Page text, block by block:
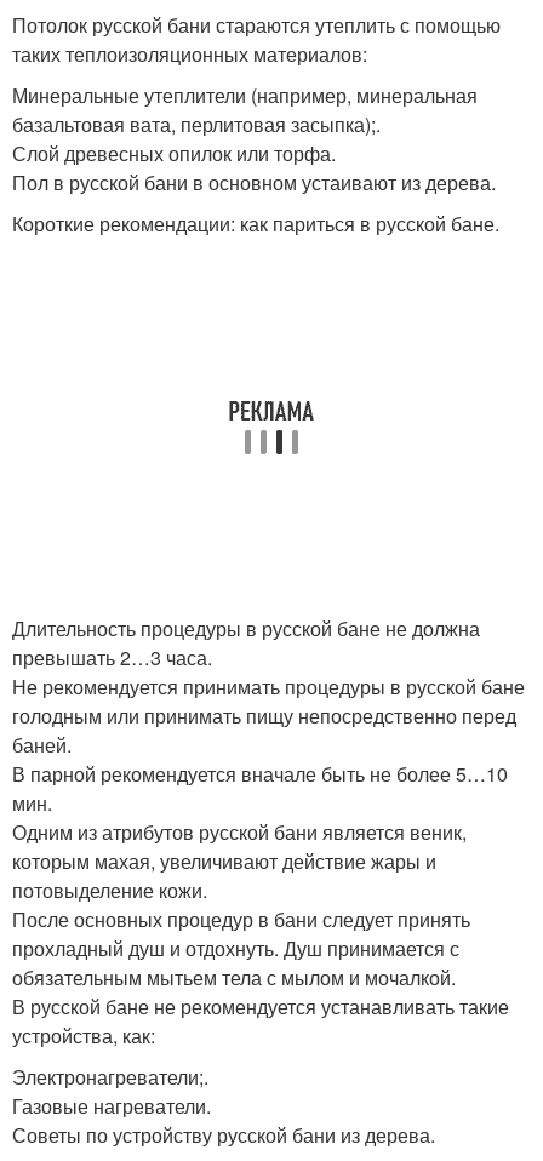
Потолок русской бани стараются утеплить с помощью
таких теплоизоляционных материалов:
Минеральные утеплители (например, минеральная
базальтовая вата, перлитовая засыпка);.
Слой древесных опилок или торфа.
Пол в русской бани в основном устаивают из дерева.
Короткие рекомендации: как париться в русской бане.
Длительность процедуры в русской бане не должна
превышать 2…3 часа.
Не рекомендуется принимать процедуры в русской бане
голодным или принимать пищу непосредственно перед
баней.
В парной рекомендуется вначале быть не более 5…10
мин.
Одним из атрибутов русской бани является веник,
которым махая, увеличивают действие жары и
потовыделение кожи.
После основных процедур в бани следует принять
прохладный душ и отдохнуть. Душ принимается с
обязательным мытьем тела с мылом и мочалкой.
В русской бане не рекомендуется устанавливать такие
устройства, как:
Электронагреватели;.
Газовые нагреватели.
Советы по устройству русской бани из дерева.